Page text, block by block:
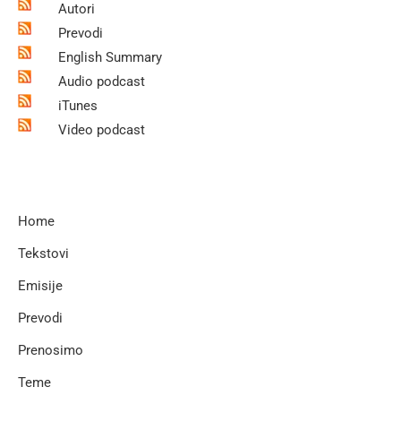
Autori
Prevodi
English Summary
Audio podcast
iTunes
Video podcast
Home
Tekstovi
Emisije
Prevodi
Prenosimo
Teme